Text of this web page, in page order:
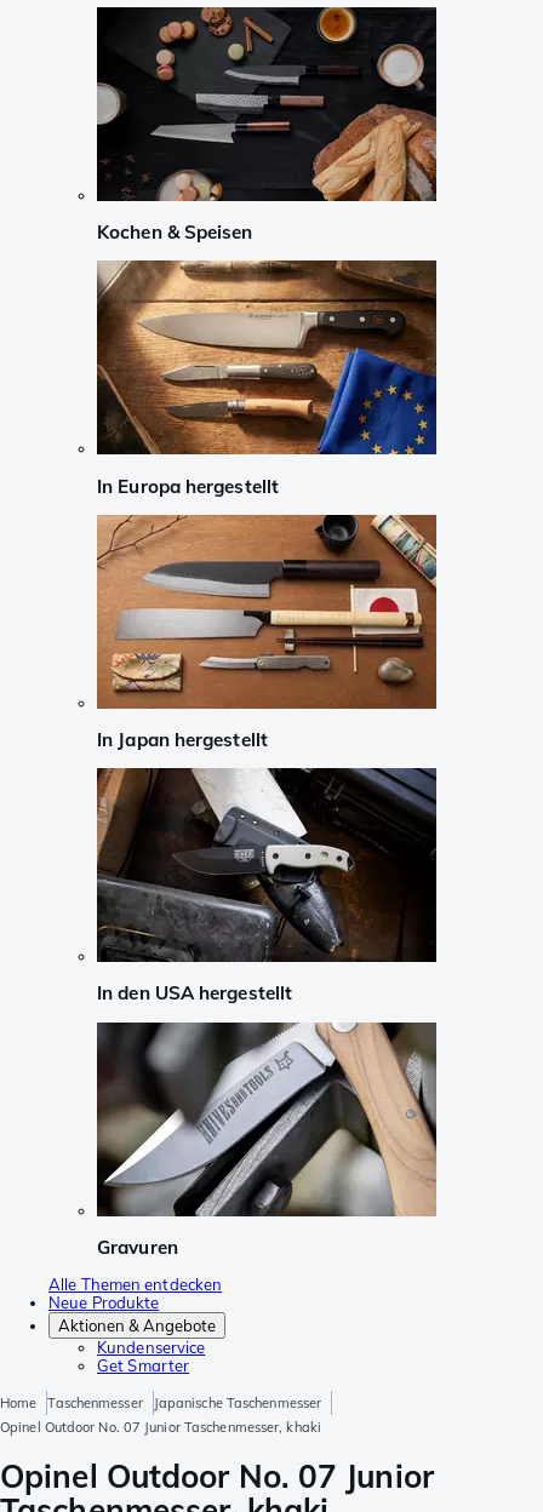
Kochen & Speisen
In Europa hergestellt
In Japan hergestellt
In den USA hergestellt
Gravuren
Alle Themen entdecken
Neue Produkte
Aktionen & Angebote
Kundenservice
Get Smarter
Home Taschenmesser
Japanische Taschenmesser
Opinel Outdoor No. 07 Junior Taschenmesser, khaki
Opinel Outdoor No. 07 Junior